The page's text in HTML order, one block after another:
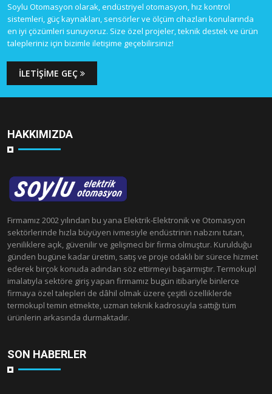
Soylu Otomasyon olarak, endüstriyel otomasyon, hız kontrol
sistemleri, güç kaynakları, sensörler ve ölçüm cihazları konularında
en iyi çözümleri sunuyoruz. Size özel projeler, teknik destek ve ürün
talepleriniz için bizimle iletişime geçebilirsiniz!
İLETIŞIME GEÇ
HAKKIMIZDA
Firmamız 2002 yılından bu yana Elektrik-Elektronik ve Otomasyon
sektörlerinde hızla büyüyen ivmesiyle endüstrinin nabzını tutan,
yeniliklere açık, güvenilir ve gelişmeci bir firma olmuştur. Kurulduğu
günden bugüne kadar üretim, satış ve proje odaklı bir sürece hizmet
ederek birçok konuda adından söz ettirmeyi başarmıştır. Termokupl
imalatıyla sektöre giriş yapan firmamız bugün itibariyle binlerce
firmaya özel talepleri de dâhil olmak üzere çeşitli özelliklerde
termokupl temin etmekte, uzman teknik kadrosuyla sattığı tüm
ürünlerin arkasında durmaktadır.
SON HABERLER